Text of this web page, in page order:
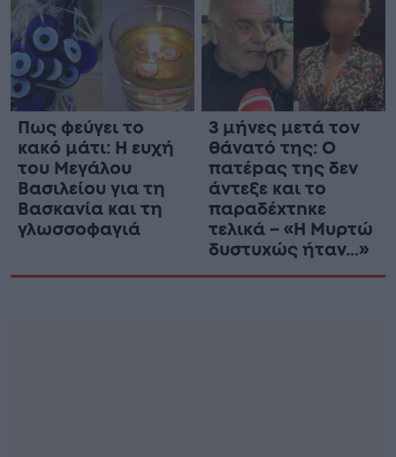
Πως φεύγει το
κακό μάτι: Η ευχή
του Μεγάλου
Βασιλείου για τη
Βασκανία και τη
γλωσσοφαγιά
3 μήνες μετά τον
θάνατό της: Ο
πατέpας της δεν
άντεξε και το
παραδέxτnκε
τελικά – «Η Μυρτώ
δυστυxώς ήταν…»